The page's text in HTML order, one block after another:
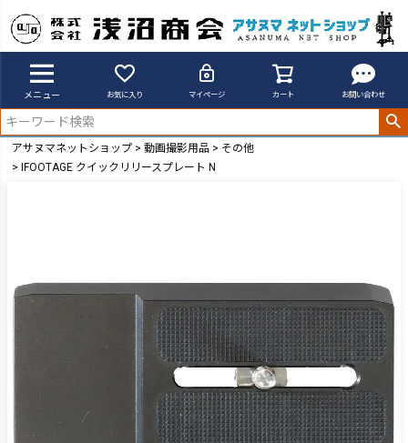
メニュー お気に入り マイページ カート お問い合わせ
アサヌマネットショップ 動画撮影用品
その他
IFOOTAGE クイックリリースプレート N